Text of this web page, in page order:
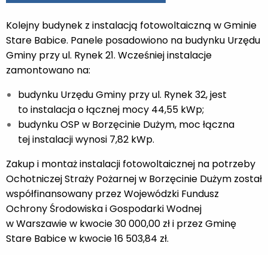
Kolejny budynek z instalacją fotowoltaiczną w Gminie
Stare Babice. Panele posadowiono na budynku Urzędu
Gminy przy ul. Rynek 21. Wcześniej instalacje
zamontowano na:
budynku Urzędu Gminy przy ul. Rynek 32, jest
to instalacja o łącznej mocy 44,55 kWp;
budynku OSP w Borzęcinie Dużym, moc łączna
tej instalacji wynosi 7,82 kWp.
Zakup i montaż instalacji fotowoltaicznej na potrzeby
Ochotniczej Straży Pożarnej w Borzęcinie Dużym został
współfinansowany przez Wojewódzki Fundusz
Ochrony Środowiska i Gospodarki Wodnej
w Warszawie w kwocie 30 000,00 zł i przez Gminę
Stare Babice w kwocie 16 503,84 zł.